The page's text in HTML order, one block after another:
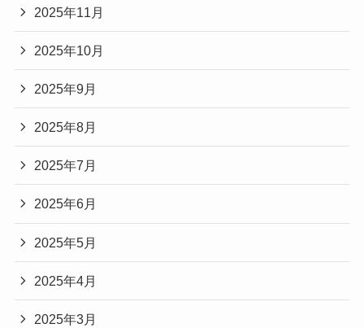
2025年11月
2025年10月
2025年9月
2025年8月
2025年7月
2025年6月
2025年5月
2025年4月
2025年3月